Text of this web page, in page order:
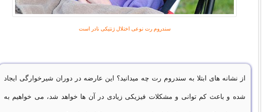
سندروم رت نوعی اختلال ژنتیکی نادر است
از نشانه های ابتلا به سندروم رت چه میدانید؟ این عارضه در دوران شیرخوارگی ایجاد
شده و باعث کم توانی و مشکلات فیزیکی زیادی در آن ها خواهد شد، می خواهیم به